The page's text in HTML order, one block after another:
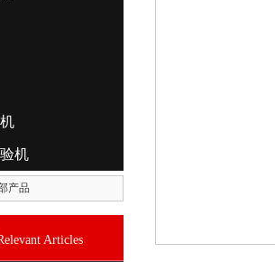
机
产品
Articles